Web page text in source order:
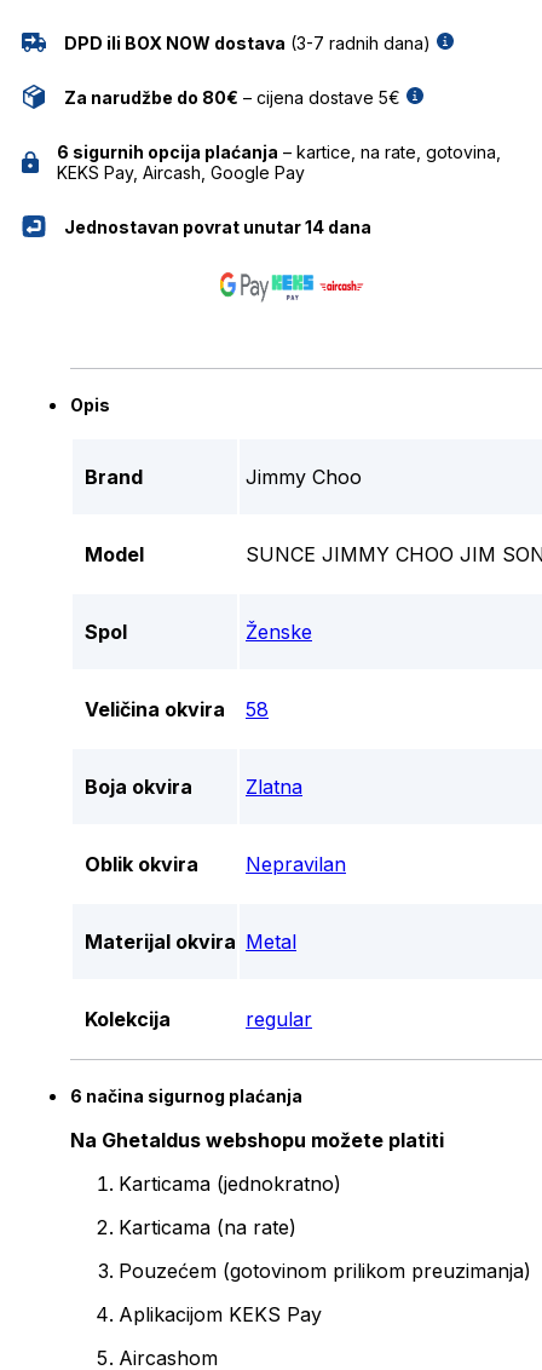
DPD ili BOX NOW dostava (3-7 radnih dana)
Za narudžbe do 80€ – cijena dostave 5€
6 sigurnih opcija plaćanja – kartice, na rate, gotovina,
KEKS Pay, Aircash, Google Pay
Jednostavan povrat unutar 14 dana
Opis
Brand Jimmy Choo
Model SUNCE JIMMY CHOO JIM
Spol Ženske
Veličina okvira 58
Boja okvira Zlatna
Oblik okvira Nepravilan
Materijal okvira Metal
Kolekcija regular
6 načina sigurnog plaćanja
Na Ghetaldus webshopu možete platiti
Karticama (jednokratno)
Karticama (na rate)
Pouzećem (gotovinom prilikom preuzimanja)
Aplikacijom KEKS Pay
Aircashom